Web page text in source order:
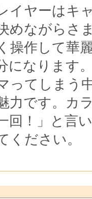
イヤーはキ
めながらさ
操作して華
になります
ってしまう
力です。カ
回！」と言
ください。